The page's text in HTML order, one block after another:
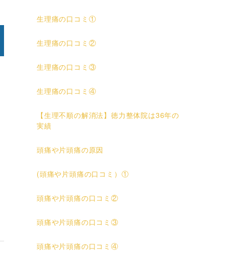
生理痛の口コミ①
生理痛の口コミ②
生理痛の口コミ③
生理痛の口コミ④
【生理不順の解消法】徳力整体院は36年の
実績
頭痛や片頭痛の原因
(頭痛や片頭痛の口コミ）①
頭痛や片頭痛の口コミ②
頭痛や片頭痛の口コミ③
頭痛や片頭痛の口コミ④